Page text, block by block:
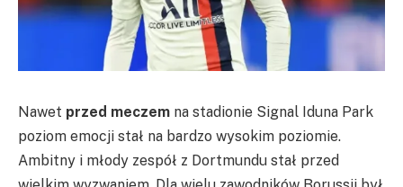
Nawet przed meczem na stadionie Signal Iduna Park
poziom emocji stał na bardzo wysokim poziomie.
Ambitny i młody zespół z Dortmundu stał przed